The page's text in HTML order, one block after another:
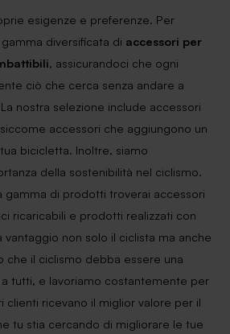
esigenze e preferenze. Per
diversificata di accessori per
, assicurandoci che ogni
ciò che cerca senza andare a
nostra selezione include accessori
accessori che aggiungono un
bicicletta. Inoltre, siamo
della sostenibilità nel ciclismo.
gamma di prodotti troverai accessori
ricaricabili e prodotti realizzati con
vantaggio non solo il ciclista ma anche
che il ciclismo debba essere una
tutti, e lavoriamo costantemente per
clienti ricevano il miglior valore per il
tu stia cercando di migliorare le tue